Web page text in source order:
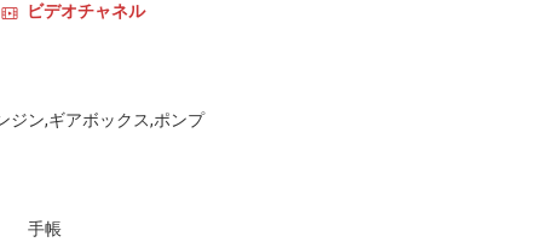
ビデオチャネル
ジン,ギアボックス,ポンプ
手帳